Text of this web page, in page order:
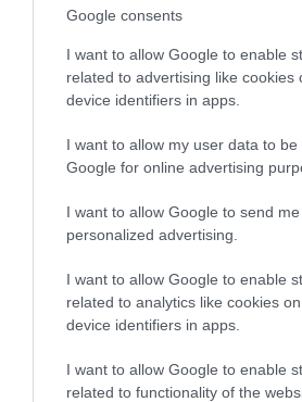
Google consents
I want to allow Google to enable
related to advertising like cookies
device identifiers in apps.
I want to allow my user data to be
Google for online advertising
I want to allow Google to send me
personalized advertising.
I want to allow Google to enable
related to analytics like cookies
device identifiers in apps.
I want to allow Google to enable
related to functionality of the
Ν. Γρηγοράκου: Ένας
Σπ. Τσιτσίγκος: Η
«απομυθοποίησή»
Λ. Κυρίζογλου: Οι δήμοι
χρόνο, για να μην
Β. Κορκίδης: Ο δρόμος προς τη
την πραγματική